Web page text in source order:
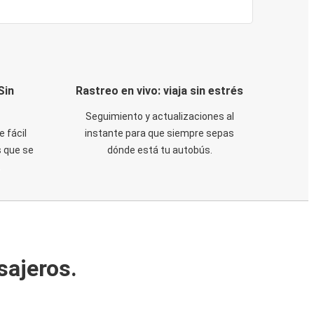
fácil
se
Rastreo en vivo: viaja sin estrés
Seguimiento y actualizaciones al
instante para que siempre sepas
dónde está tu autobús.